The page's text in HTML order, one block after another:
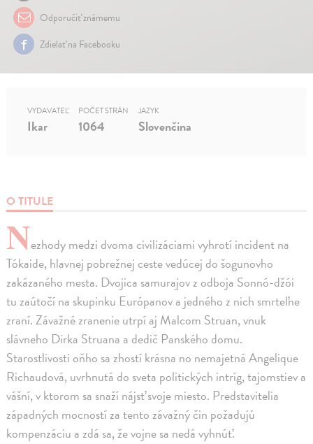
Odporučiť známemu
Zdielať na Facebooku
O TITULE
Nezhody medzi dvoma civilizáciami vyhrotí incident na
Tókaide, hlavnej pobrežnej ceste vedúcej do šogunovho
zakázaného mesta. Dvojica samurajov z odboja Sonnó-džói
tu zaútočí na skupinku Európanov a jedného z nich smrteľne
zraní. Závažné zranenie utrpí aj Malcom Struan, vnuk
slávneho Dirka Struana a dedič Panského domu.
Starostlivosti oňho sa zhostí krásna no nemajetná Angelique
Richaudová, uvrhnutá do sveta politických intríg, tajomstiev a
vášní, v ktorom sa snaží nájsť svoje miesto. Predstavitelia
západných mocností za tento závažný čin požadujú
kompenzáciu a zdá sa, že vojne sa nedá vyhnúť.
VYDAVATEĽ
Ikar
POČET STRÁN
1064
JAZYK
Slovenčina